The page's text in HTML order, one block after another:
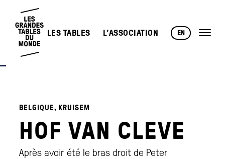
LES TABLES L’ASSOCIATION EN
BELGIQUE, KRUISEM
HOF VAN CLEVE
Après avoir été le bras droit de Peter